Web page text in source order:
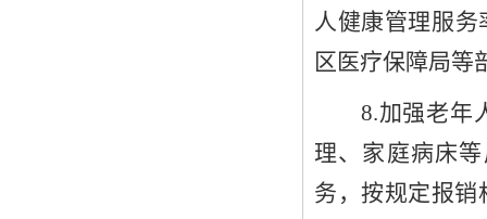
人健康管理服务
区医疗保障局等
8.加强老年
理、家庭病床
务 ，按规定报销